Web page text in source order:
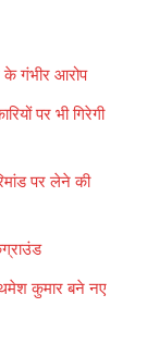
गंभीर आरोप
पर भी गिरेगी
पर लेने की
कुमार बने नए